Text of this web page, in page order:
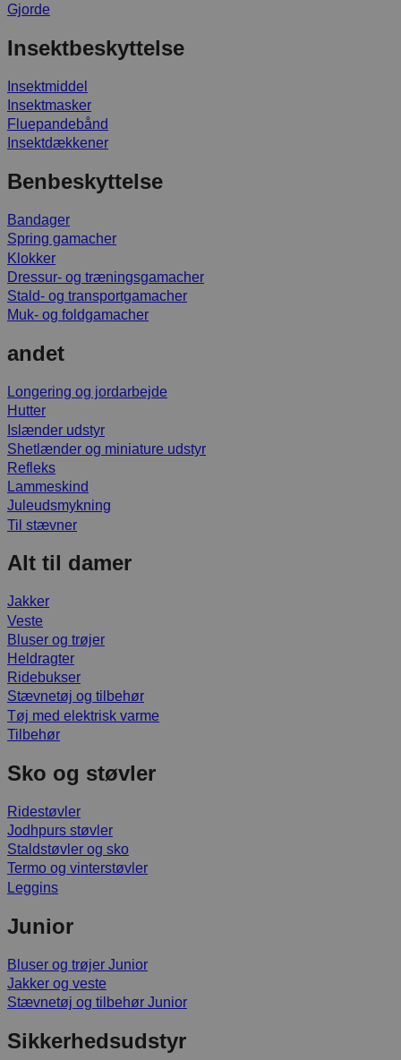
Gjorde
Insektbeskyttelse
Insektmiddel
Insektmasker
Fluepandebånd
Insektdækkener
Benbeskyttelse
Bandager
Spring gamacher
Klokker
Dressur- og træningsgamacher
Stald- og transportgamacher
Muk- og foldgamacher
andet
Longering og jordarbejde
Hutter
Islænder udstyr
Shetlænder og miniature udstyr
Refleks
Lammeskind
Juleudsmykning
Til stævner
Alt til damer
Jakker
Veste
Bluser og trøjer
Heldragter
Ridebukser
Stævnetøj og tilbehør
Tøj med elektrisk varme
Tilbehør
Sko og støvler
Ridestøvler
Jodhpurs støvler
Staldstøvler og sko
Termo og vinterstøvler
Leggins
Junior
Bluser og trøjer Junior
Jakker og veste
Stævnetøj og tilbehør Junior
Sikkerhedsudstyr